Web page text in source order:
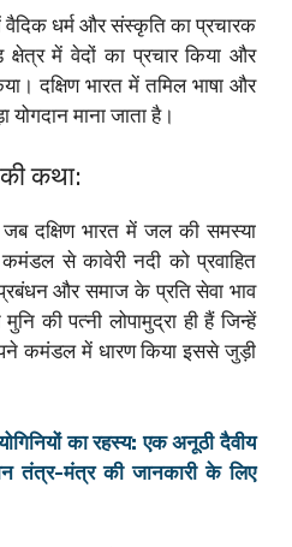
वैदिक धर्म और संस्कृति का प्रचारक
क्षेत्र में वेदों का प्रचार किया और
दक्षिण भारत में तमिल भाषा और
माना जाता है।
कथा:
दक्षिण भारत में जल की समस्या
से कावेरी नदी को प्रवाहित
और समाज के प्रति सेवा भाव
की पत्नी लोपामुद्रा ही हैं जिन्हें
कमंडल में धारण किया इससे जुड़ी
का रहस्य: एक अनूठी दैवीय
तंत्र-मंत्र की जानकारी के लिए